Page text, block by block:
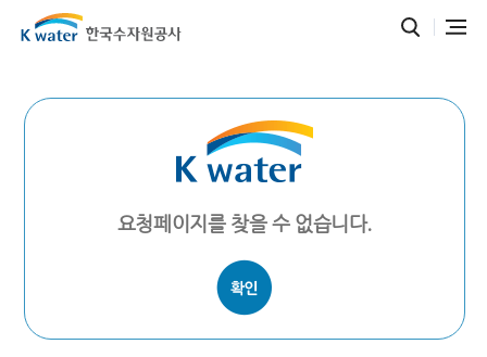
요청페이지를 찾을 수 없습니다.